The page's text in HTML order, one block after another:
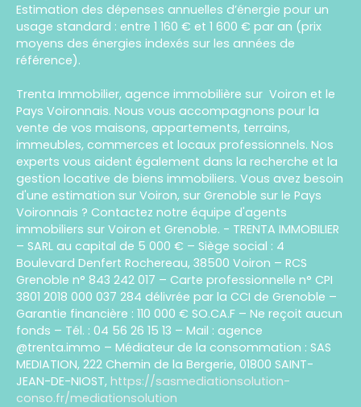
Estimation des dépenses annuelles d’énergie pour un
usage standard : entre 1 160 € et 1 600 € par an (prix
moyens des énergies indexés sur les années de
référence).
Trenta Immobilier, agence immobilière sur Voiron et le
Pays Voironnais. Nous vous accompagnons pour la
vente de vos maisons, appartements, terrains,
immeubles, commerces et locaux professionnels. Nos
experts vous aident également dans la recherche et la
gestion locative de biens immobiliers. Vous avez besoin
d'une estimation sur Voiron, sur Grenoble sur le Pays
Voironnais ? Contactez notre équipe d'agents
immobiliers sur Voiron et Grenoble. - TRENTA IMMOBILIER
– SARL au capital de 5 000 € – Siège social : 4
Boulevard Denfert Rochereau, 38500 Voiron – RCS
Grenoble n° 843 242 017 – Carte professionnelle n° CPI
3801 2018 000 037 284 délivrée par la CCI de Grenoble –
Garantie financière : 110 000 € SO.CA.F – Ne reçoit aucun
fonds – Tél. : 04 56 26 15 13 – Mail : agence
@trenta.immo – Médiateur de la consommation : SAS
MEDIATION, 222 Chemin de la Bergerie, 01800 SAINT-
JEAN-DE-NIOST, https://sasmediationsolution-
conso.fr/mediationsolution